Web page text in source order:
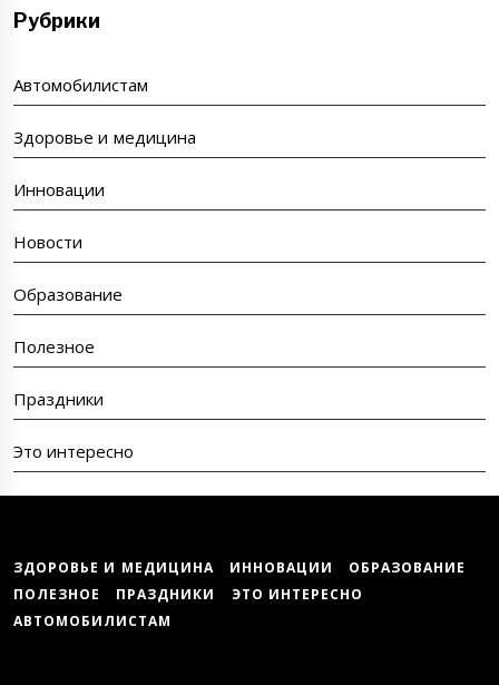
Рубрики
Автомобилистам
Здоровье и медицина
Инновации
Новости
Образование
Полезное
Праздники
Это интересно
ЗДОРОВЬЕ И МЕДИЦИНА ИННОВАЦИИ
ОБРАЗОВАНИЕ
ПОЛЕЗНОЕ
ПРАЗДНИКИ
ЭТО ИНТЕРЕСНО
АВТОМОБИЛИСТАМ